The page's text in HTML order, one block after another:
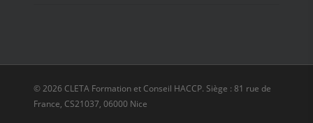
© 2026 CLETA Formation et Conseil HACCP. Siège : 81 rue de
France, CS21037, 06000 Nice